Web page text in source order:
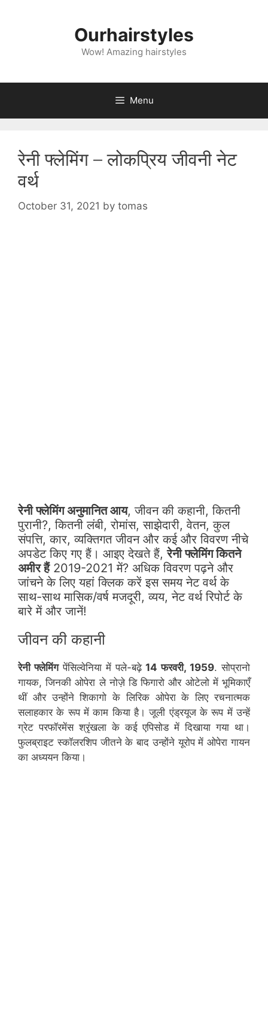
Ourhairstyles
Wow! Amazing hairstyles
Menu
रेनी फ्लेमिंग – लोकप्रिय जीवनी नेट
वर्थ
October 31, 2021 by tomas
रेनी फ्लेमिंग अनुमानित आय, जीवन की कहानी, कितनी
पुरानी?, कितनी लंबी, रोमांस, साझेदारी, वेतन, कुल
संपत्ति, कार, व्यक्तिगत जीवन और कई और विवरण नीचे
अपडेट किए गए हैं। आइए देखते हैं,रेनी फ्लेमिंग कितने
अमीर हैं2019-2021 में? अधिक विवरण पढ़ने और
जांचने के लिए यहां क्लिक करें इस समय नेट वर्थ के
साथ-साथ मासिक/वर्ष मजदूरी, व्यय, नेट वर्थ रिपोर्ट के
बारे में और जानें!
जीवन की कहानी
रेनी फ्लेमिंगपेंसिल्वेनिया में पले-बढ़े14 फरवरी, 1959. सोप्रानो
गायक, जिनकी ओपेरा ले नोज़े डि फिगारो और ओटेलो में भूमिकाएँ
थीं और उन्होंने शिकागो के लिरिक ओपेरा के लिए रचनात्मक
सलाहकार के रूप में काम किया है। जूली एंड्रयूज के रूप में उन्हें
ग्रेट परफॉरमेंस श्रृंखला के कई एपिसोड में दिखाया गया था।
फुलब्राइट स्कॉलरशिप जीतने के बाद उन्होंने यूरोप में ओपेरा गायन
का अध्ययन किया।